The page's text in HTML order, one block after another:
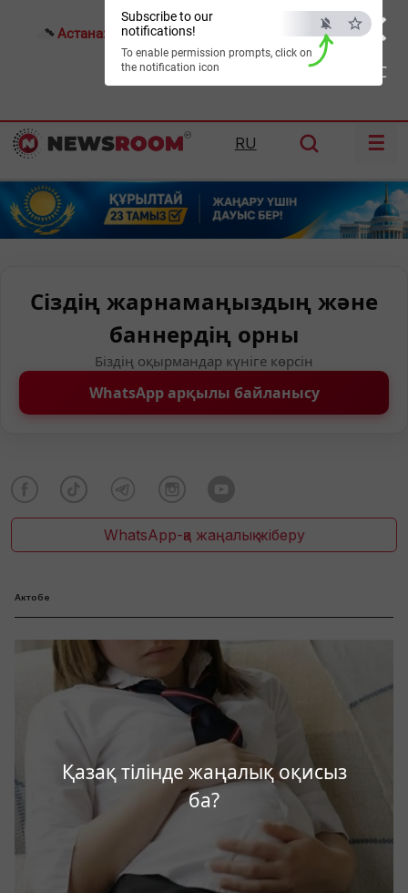
×
ESC
Қазақ тілінде жаңалық оқисыз
ба?
Subscribe to our
notifications!
To enable permission prompts, click on
the notification icon
Астана: 25°C Алматы: Шымкент:37°C
RU ☰
Сіздің жарнамаңыздың және
баннердің орны
Біздің оқырмандар күніге көрсін
WhatsApp арқылы байланысу
WhatsApp-қа жаңалық жіберу
Актобе